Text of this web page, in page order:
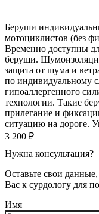
Беруши
мотоциклистов (без
Временно доступны
беруши.
защита от шума и
по индивидуальному
гипоаллергенного
технологии. Такие
прилегание и
ситуацию на дороге.
3 200 ₽
Нужна консультация?
Оставьте свои
Вас к сурдологу для
Имя